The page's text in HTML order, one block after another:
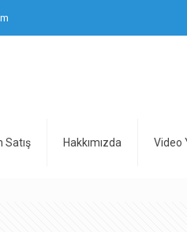
Satış Hakkımızda Video